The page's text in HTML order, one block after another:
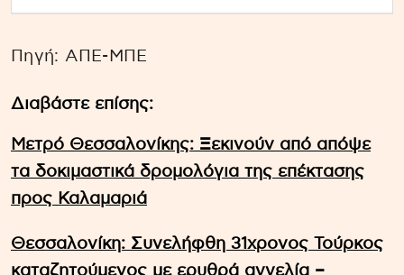
Πηγή: ΑΠΕ-ΜΠΕ
Διαβάστε επίσης:
Μετρό Θεσσαλονίκης: Ξεκινούν από απόψε
τα δοκιμαστικά δρομολόγια της επέκτασης
προς Καλαμαριά
Θεσσαλονίκη: Συνελήφθη 31χρονος Τούρκος
καταζητούμενος με ερυθρά αγγελία –